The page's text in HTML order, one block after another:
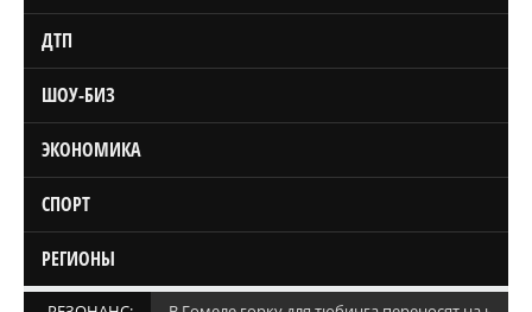
ДТП
ШОУ-БИЗ
ЭКОНОМИКА
СПОРТ
РЕГИОНЫ